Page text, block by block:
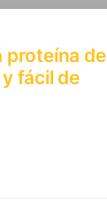
proteína de
fácil de